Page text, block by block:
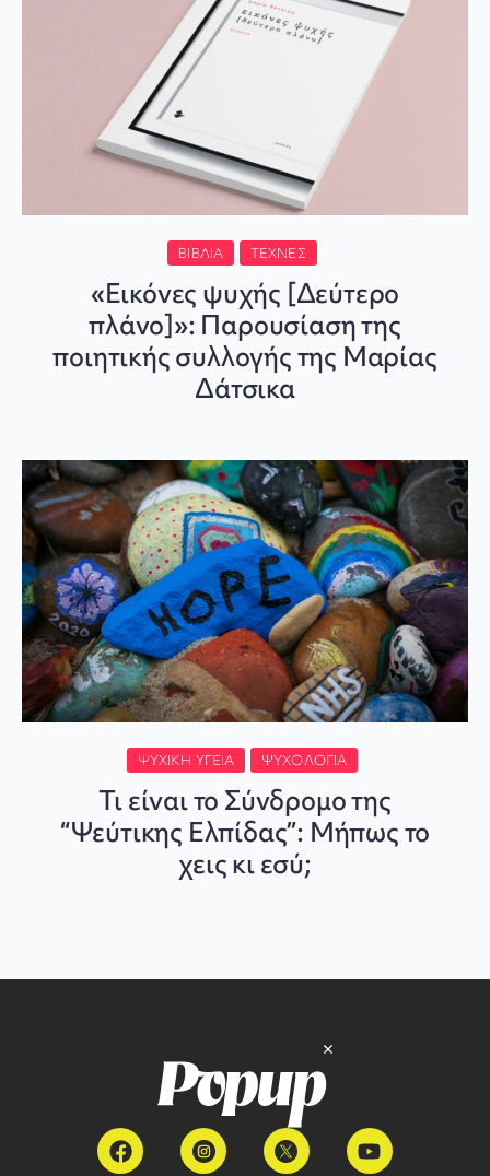
ΒΙΒΛΊΑ ΤΈΧΝΕΣ
«Εικόνες ψυχής [Δεύτερο
πλάνο]»: Παρουσίαση της
ποιητικής συλλογής της Μαρίας
Δάτσικα
ΨΥΧΙΚΉ ΥΓΕΊΑ ΨΥΧΟΛΟΓΊΑ
Τι είναι το Σύνδρομο της
“Ψεύτικης Ελπίδας”: Μήπως το
χεις κι εσύ;